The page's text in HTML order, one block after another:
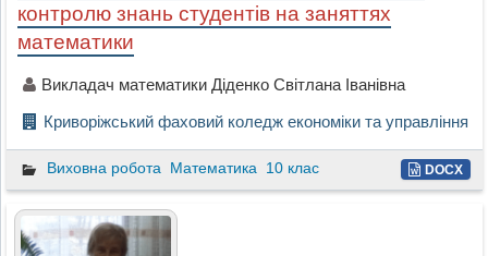
контролю знань студентів на заняттях
математики
Викладач математики Діденко Світлана Іванівна
Криворіжський фаховий коледж економіки та управління
Виховна робота Математика 10 клас DOCX